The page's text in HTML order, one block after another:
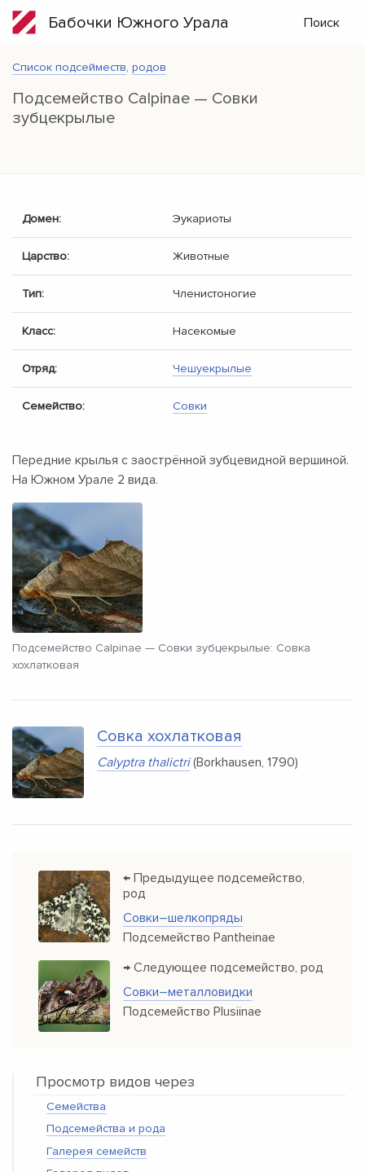
Бабочки Южного Урала Поиск
Список подсейместв, родов
Подсемейство Calpinae — Совки
зубцекрылые
Домен: Эукариоты
Царство: Животные
Тип: Членистоногие
Класс: Насекомые
Отряд: Чешуекрылые
Семейство: Совки
Передние крылья с заострённой зубцевидной вершиной.
На Южном Урале 2 вида.
Подсемейство Calpinae — Совки зубцекрылые: Совка
хохлатковая
Совка хохлатковая
Calyptra thalictri(Borkhausen, 1790)
← Предыдущее подсемейство,
род
Совки–шелкопряды
Подсемейство Pantheinae
→ Следующее подсемейство, род
Совки–металловидки
Подсемейство Plusiinae
Просмотр видов через
Семейства
Подсемейства и рода
Галерея семейств